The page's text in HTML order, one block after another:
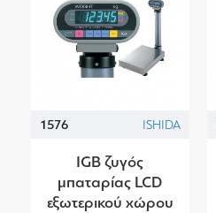
1576 ISHIDA
IGΒ ζυγός
μπαταρίας LCD
εξωτερικού χώρου